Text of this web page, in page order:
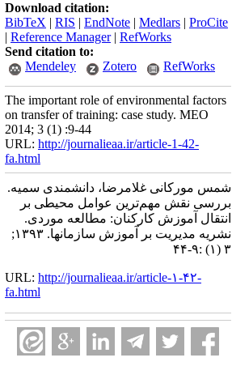
Download citation:
BibTeX | RIS | EndNote | Medlars | ProCite
| Reference Manager| RefWorks
Send citation to:
Mendeley
Zotero RefWorks
The important role of environmental factors
on transfer of training: case study. MEO
2014; 3 (1) :9-44
URL: http://journalieaa.ir/article-1-42-
fa.html
شمس مورکانی غلامرضا، دانشمندی سمیه.
بررسی نقش مهم‌ترین عوامل محیطی بر
انتقال آموزش کارکنان: مطالعه موردی.
نشریه مديريت بر آموزش سازمانها. ۱۳۹۳;
۳ (۱) :۹-۴۴
URL: http://journalieaa.ir/article-۱-۴۲-
fa.html